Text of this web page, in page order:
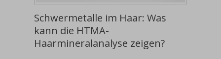
Schwermetalle im Haar: Was
kann die HTMA-
Haarmineralanalyse zeigen?